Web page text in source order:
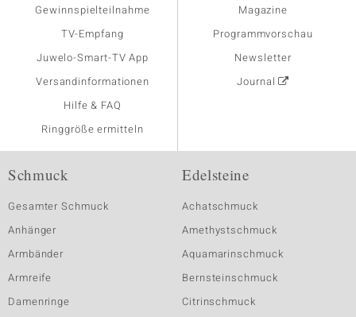
Gewinnspielteilnahme
TV-Empfang
Juwelo-Smart-TV App
Versandinformationen
Hilfe & FAQ
Ringgröße ermitteln
Magazine
Programmvorschau
Newsletter
Journal
Schmuck
Gesamter Schmuck
Anhänger
Armbänder
Armreife
Damenringe
Edelsteine
Achatschmuck
Amethystschmuck
Aquamarinschmuck
Bernsteinschmuck
Citrinschmuck